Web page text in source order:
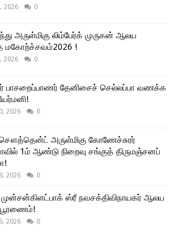
2026 0
அருள்மிகு லிம்பேர்க் முருகன் ஆலய
மகோற்ச்சவம்2026 !
2026 0
பாசறைப்பாணர் தேனிசைச் செல்லப்பா வணக்க
2026 0
அருள்மிகு கோணேச்சுரர்
1ம் ஆண்டு நிறைவு சங்குத் திருமஞ்சனப்
2026 0
முன்சன்கிளட்பாக் ஸ்ரீ நவசக்திவிநாயகர் ஆலய
பூரணைம்!
2026 0